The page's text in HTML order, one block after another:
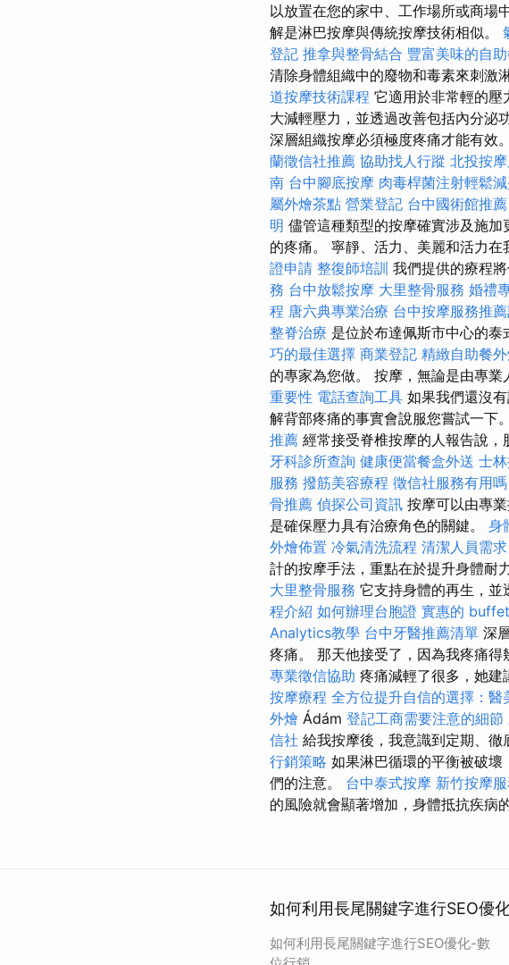
以放置在您的家中、工作場所或商場
解是淋巴按摩與傳統按摩技術相似。
登記 推拿與整骨結合 豐富美味的自
清除身體組織中的廢物和毒素來刺激
道按摩技術課程 它適用於非常輕的壓
大減輕壓力，並透過改善包括內分泌
深層組織按摩必須極度疼痛才能有效
蘭徵信社推薦 協助找人行蹤 北投按
南 台中腳底按摩 肉毒桿菌注射輕鬆
屬外燴茶點 營業登記 台中國術館推薦
明 儘管這種類型的按摩確實涉及施
的疼痛。 寧靜、活力、美麗和活力在
證申請 整復師培訓 我們提供的療程
務 台中放鬆按摩 大里整骨服務 婚禮
程 唐六典專業治療 台中按摩服務推
整脊治療 是位於布達佩斯市中心的泰
巧的最佳選擇 商業登記 精緻自助餐
的專家為您做。 按摩，無論是由專
重要性 電話查詢工具 如果我們還沒
解背部疼痛的事實會說服您嘗試一下
推薦 經常接受脊椎按摩的人報告說，
牙科診所查詢 健康便當餐盒外送 士
服務 撥筋美容療程 徵信社服務有用嗎
骨推薦 偵探公司資訊 按摩可以由專
是確保壓力具有治療角色的關鍵。 身
外燴佈置 冷氣清洗流程 清潔人員需求
計的按摩手法，重點在於提升身體耐
大里整骨服務 它支持身體的再生，並
程介紹 如何辦理台胞證 實惠的
Analytics教學 台中牙醫推薦清單 深
疼痛。 那天他接受了，因為我疼痛得
專業徵信協助 疼痛減輕了很多，她建
按摩療程 全方位提升自信的選擇：醫
外燴 Ádám 登記工商需要注意的細節
信社 給我按摩後，我意識到定期、徹
行銷策略 如果淋巴循環的平衡被破
們的注意。 台中泰式按摩 新竹按摩
的風險就會顯著增加，身體抵抗疾病
如何利用長尾關鍵字進行SEO優
如何利用長尾關鍵字進行SEO優化-數